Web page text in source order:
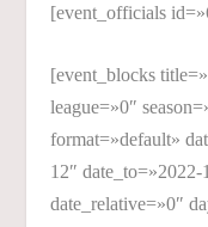
[event_officials
[event_blocks
league=»0″
format=»default»
12″ date_to=»2022-
date_relative=»0″